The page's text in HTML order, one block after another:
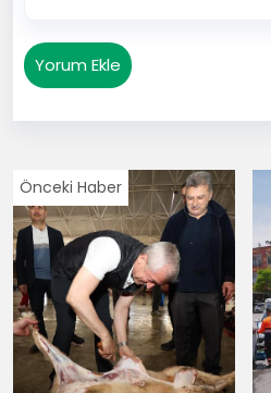
Yorum Ekle
Önceki Haber